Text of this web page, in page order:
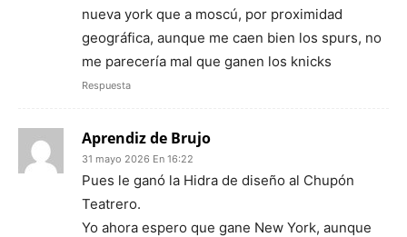
nueva york que a moscú, por proximidad
geográfica, aunque me caen bien los spurs, no
me parecería mal que ganen los knicks
Respuesta
Aprendiz de Brujo
31 mayo 2026 En 16:22
Pues le ganó la Hidra de diseño al Chupón
Teatrero.
Yo ahora espero que gane New York, aunque